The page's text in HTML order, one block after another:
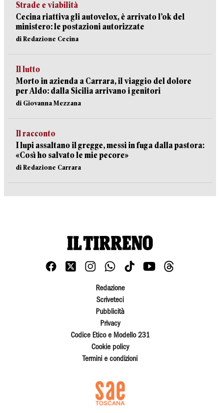
Strade e viabilità
Cecina riattiva gli autovelox, è arrivato l’ok del
ministero: le postazioni autorizzate
di Redazione Cecina
Il lutto
Morto in azienda a Carrara, il viaggio del dolore
per Aldo: dalla Sicilia arrivano i genitori
di Giovanna Mezzana
Il racconto
I lupi assaltano il gregge, messi in fuga dalla pastora:
«Così ho salvato le mie pecore»
di Redazione Carrara
Redazione
Scriveteci
Pubblicità
Privacy
Codice Etico e Modello 231
Cookie policy
Termini e condizioni